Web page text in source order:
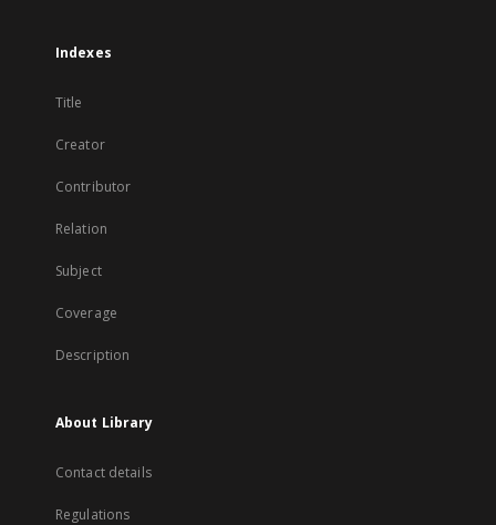
Indexes
Title
Creator
Contributor
Relation
Subject
Coverage
Description
About Library
Contact details
Regulations